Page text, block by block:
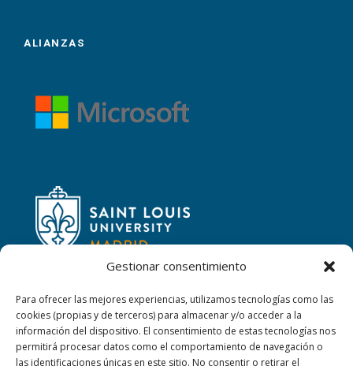
Gestionar consentimiento
Para ofrecer las mejores experiencias, utilizamos tecnologías como las
cookies (propias y de terceros) para almacenar y/o acceder a la
información del dispositivo. El consentimiento de estas tecnologías nos
permitirá procesar datos como el comportamiento de navegación o
las identificaciones únicas en este sitio. No consentir o retirar el
ALIANZAS
CONTACTAR